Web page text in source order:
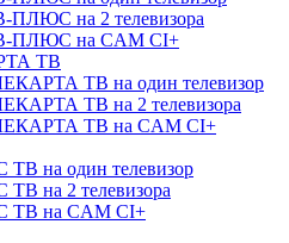
на 2 телевизора
ПЛЮС на CAM CI+
ТВ
ТВ на один телевизор
ТВ на 2 телевизора
ТВ на CAM CI+
на один телевизор
на 2 телевизора
ТВ на CAM CI+